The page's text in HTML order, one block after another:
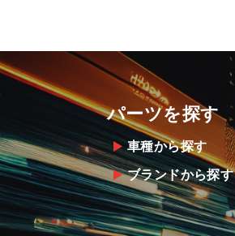
パーツを探す
車種から探す
ブランドから探す